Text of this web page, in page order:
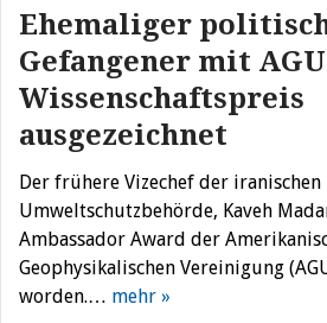
Ehemaliger
Gefangener mit
Wissenschaftspreis
ausgezeichnet
Der frühere Vizechef der iranischen
Umweltschutzbehörde, Kaveh
Ambassador Award der
Geophysikalischen Vereinigung
worden.… mehr »